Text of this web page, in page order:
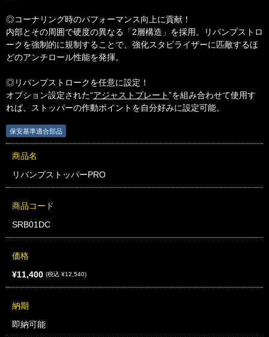
◎コーナリング時のパフォーマンス向上に貢献！
内部とその周囲で硬度の異なる「2層構造」を採用。リバンプストロ
ークを強制的に規制することで、強化スタビライザーに匹敵するほ
どのアンチロール性能を発揮。
◎リバンプストロークを任意に設定！
オプション設定された“アジャストプレート”を組み合わせて使用す
れば、ストッパーの作動ポイントを自分好みに設定可能。
保安基準適合部品
商品名
リバンプストッパーPRO
商品コード
SRB01DC
価格
¥11,400 (税込 ¥12,540)
納期
即納可能